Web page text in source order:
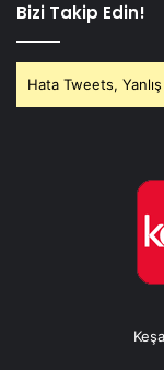
Bizi Takip Edin!
Hata Tweets,